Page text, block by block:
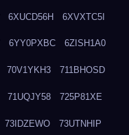
6XUCD56H 6XVXTC5I
6YY0PXBC 6ZISH1A0
70V1YKH3 711BHOSD
71UQJY58 725P81XE
73IDZEWO 73UTNHIP